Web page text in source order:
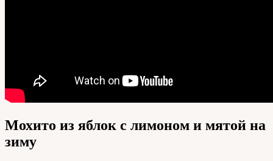
Мохито из яблок с лимоном и мятой на
зиму